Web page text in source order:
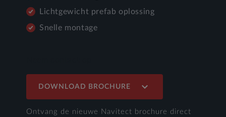
Lichtgewicht prefab oplossing
Snelle montage
DOWNLOAD BROCHURE
Ontvang de nieuwe Navitect brochure direct